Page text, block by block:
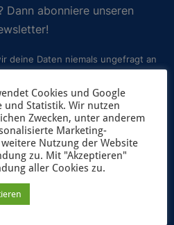
abonniere unseren
deine Daten niemals ungefragt an
Datenschutzerklärung.
Cookies und Google
und Statistik. Wir nutzen
Zwecken, unter anderem
Marketing-
Nutzung der Website
zu. Mit "Akzeptieren"
aller Cookies zu.